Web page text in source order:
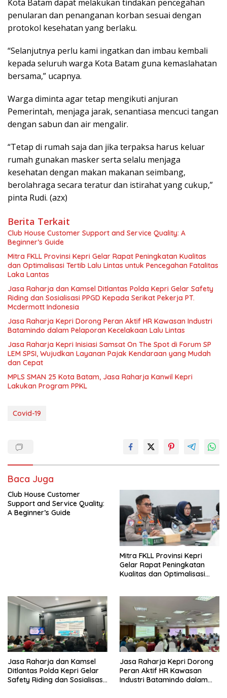
Kota Batam dapat melakukan tindakan pencegahan
penularan dan penanganan korban sesuai dengan
protokol kesehatan yang berlaku.
“Selanjutnya perlu kami ingatkan dan imbau kembali
kepada seluruh warga Kota Batam guna kemaslahatan
bersama,” ucapnya.
Warga diminta agar tetap mengikuti anjuran
Pemerintah, menjaga jarak, senantiasa mencuci tangan
dengan sabun dan air mengalir.
“Tetap di rumah saja dan jika terpaksa harus keluar
rumah gunakan masker serta selalu menjaga
kesehatan dengan makan makanan seimbang,
berolahraga secara teratur dan istirahat yang cukup,”
pinta Rudi. (azx)
Berita Terkait
Club House Customer Support and Service Quality: A
Beginner’s Guide
Mitra FKLL Provinsi Kepri Gelar Rapat Peningkatan Kualitas
dan Optimalisasi Tertib Lalu Lintas untuk Pencegahan Fatalitas
Laka Lantas
Jasa Raharja dan Kamsel Ditlantas Polda Kepri Gelar Safety
Riding dan Sosialisasi PPGD Kepada Serikat Pekerja PT.
Mcdermott Indonesia
Jasa Raharja Kepri Dorong Peran Aktif HR Kawasan Industri
Batamindo dalam Pelaporan Kecelakaan Lalu Lintas
Jasa Raharja Kepri Inisiasi Samsat On The Spot di Forum SP
LEM SPSI, Wujudkan Layanan Pajak Kendaraan yang Mudah
dan Cepat
MPLS SMAN 25 Kota Batam, Jasa Raharja Kanwil Kepri
Lakukan Program PPKL
Covid-19
Baca Juga
Club House Customer
Support and Service Quality:
A Beginner’s Guide
Mitra FKLL Provinsi Kepri
Gelar Rapat Peningkatan
Kualitas dan Optimalisasi
Jasa Raharja dan Kamsel
Ditlantas Polda Kepri Gelar
Safety Riding dan Sosialisasi
Jasa Raharja Kepri Dorong
Peran Aktif HR Kawasan
Industri Batamindo dalam